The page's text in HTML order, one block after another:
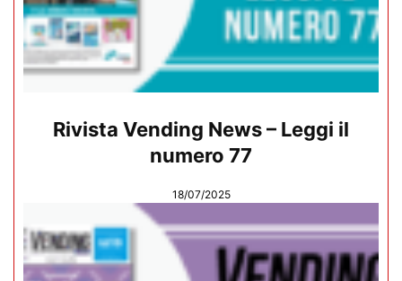
Rivista Vending News – Leggi il
numero 77
18/07/2025